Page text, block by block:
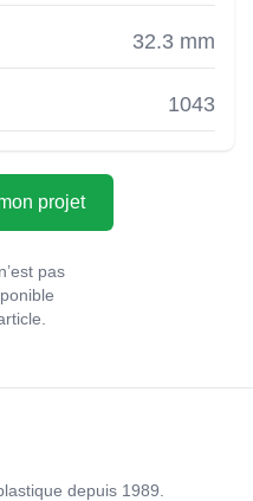
32.3 mm
1043
projet
pas
depuis 1989.